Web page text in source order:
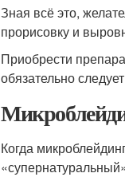
Зная всё это,
прорисовку и
Приобрести
обязательно
Когда